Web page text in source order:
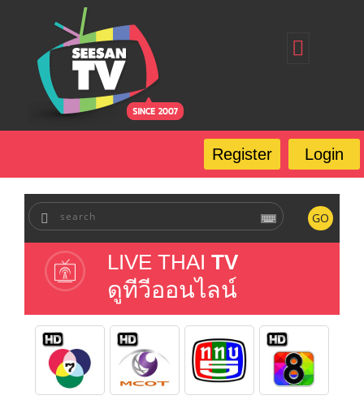
Register
Login
Forgot Password
FAQ
Login
Register
GO
LIVE THAI TV
ดูทีวีออนไลน์